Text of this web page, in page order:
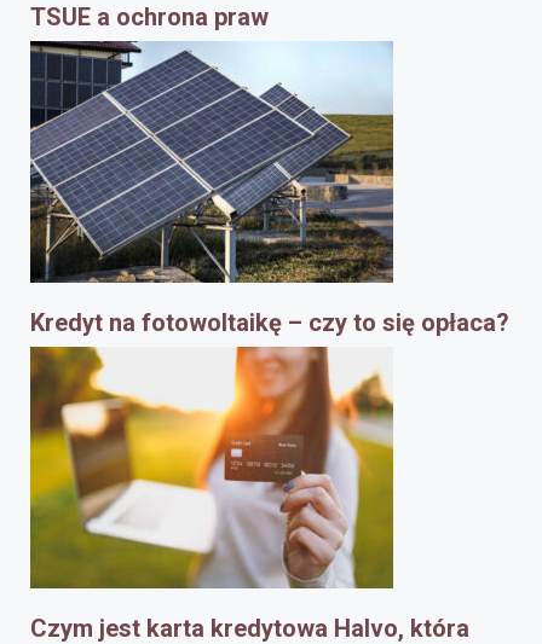
TSUE a ochrona praw
Kredyt na fotowoltaikę – czy to się opłaca?
Czym jest karta kredytowa Halvo, która